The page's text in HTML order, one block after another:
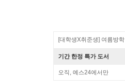
[대학생X취준생] 여름방학
기간 한정 특가 도서
오직, 예스24에서만